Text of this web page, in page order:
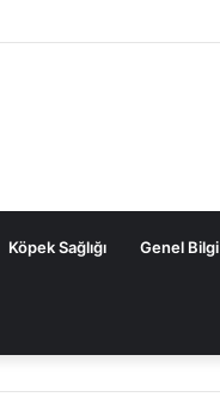
Sorular ve Cevaplar
Köpek Sağlığı Genel Bilgi